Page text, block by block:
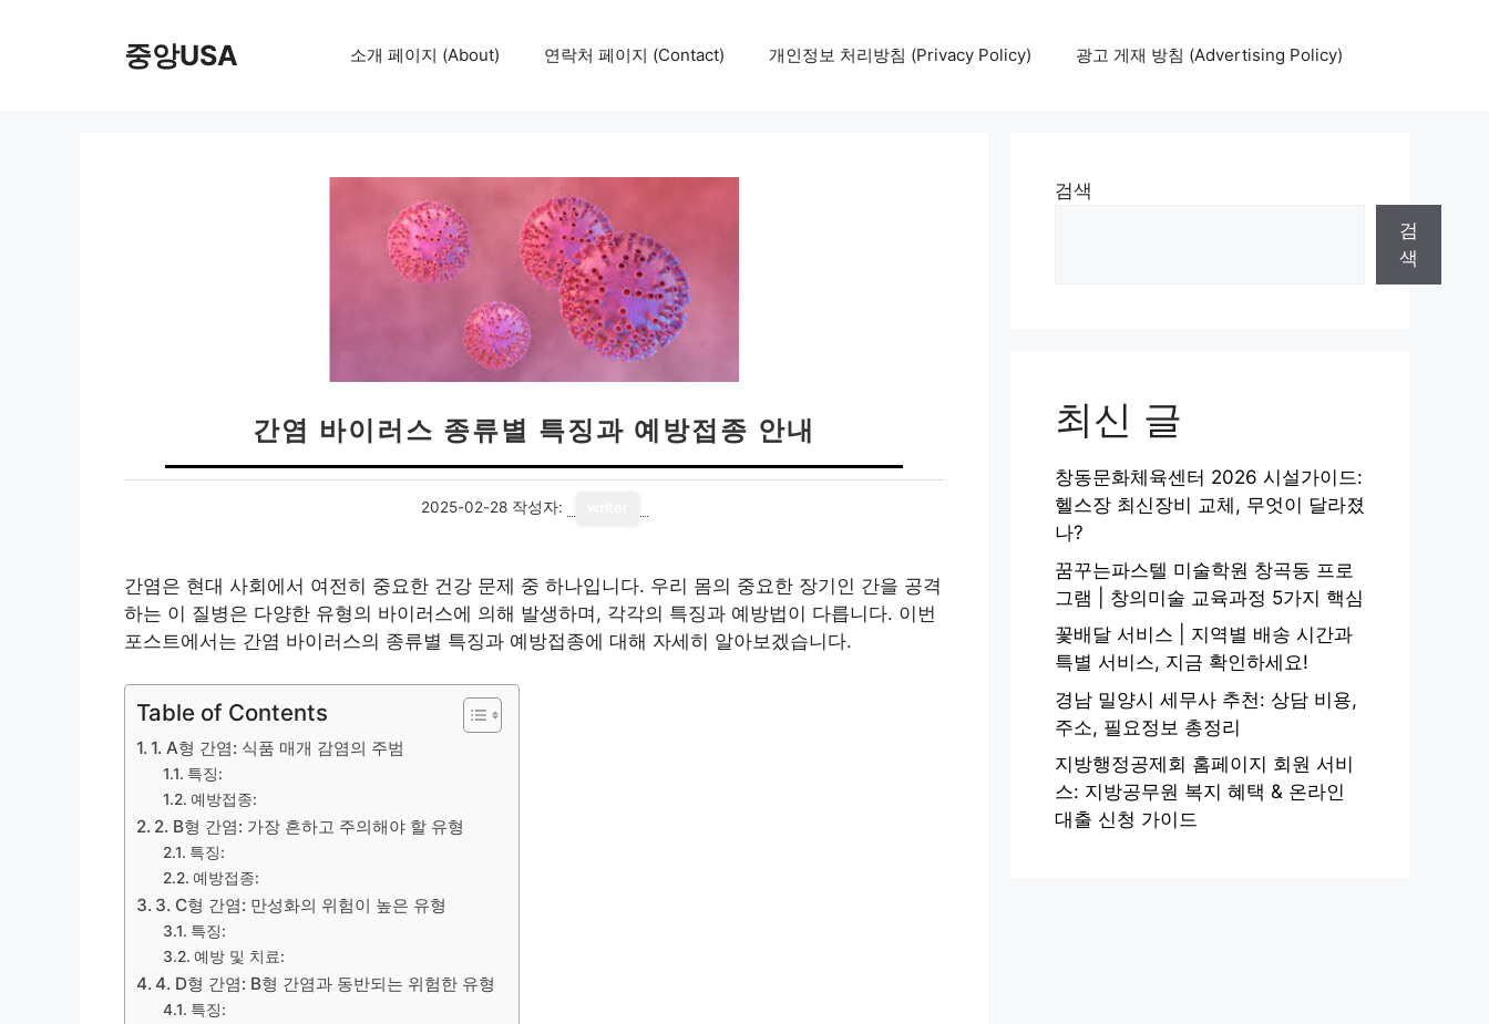
중앙USA 소개 페이지 (About) 연락처 페이지 (Contact) 개인정보 처리방침 (Privacy Policy) 광고 게재 방침 (Advertising Policy)
간염 바이러스 종류별 특징과 예방접종 안내
2025-02-28 작성자:
간염은 현대 사회에서 여전히 중요한 건강 문제 중 하나입니다. 우리 몸의 중요한 장기인 간을 공격
하는 이 질병은 다양한 유형의 바이러스에 의해 발생하며, 각각의 특징과 예방법이 다릅니다. 이번
포스트에서는 간염 바이러스의 종류별 특징과 예방접종에 대해 자세히 알아보겠습니다.
Table of Contents
1. A형 간염: 식품 매개 감염의 주범
특징:
예방접종:
2. B형 간염: 가장 흔하고 주의해야 할 유형
특징:
예방접종:
3. C형 간염: 만성화의 위험이 높은 유형
특징:
예방 및 치료:
4. D형 간염: B형 간염과 동반되는 위험한 유형
특징:
검색
검
색
최신 글
창동문화체육센터 2026 시설가이드:
헬스장 최신장비 교체, 무엇이 달라졌
나?
꿈꾸는파스텔 미술학원 창곡동 프로
그램 | 창의미술 교육과정 5가지 핵심
꽃배달 서비스 | 지역별 배송 시간과
특별 서비스, 지금 확인하세요!
경남 밀양시 세무사 추천: 상담 비용,
주소, 필요정보 총정리
지방행정공제회 홈페이지 회원 서비
스: 지방공무원 복지 혜택 & 온라인
대출 신청 가이드